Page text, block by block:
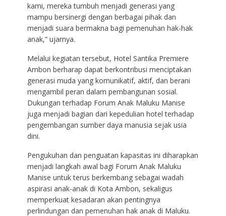
kami, mereka tumbuh menjadi generasi yang
mampu bersinergi dengan berbagai pihak dan
menjadi suara bermakna bagi pemenuhan hak-hak
anak,” ujarnya.
Melalui kegiatan tersebut, Hotel Santika Premiere
Ambon berharap dapat berkontribusi menciptakan
generasi muda yang komunikatif, aktif, dan berani
mengambil peran dalam pembangunan sosial.
Dukungan terhadap Forum Anak Maluku Manise
juga menjadi bagian dari kepedulian hotel terhadap
pengembangan sumber daya manusia sejak usia
dini.
Pengukuhan dan penguatan kapasitas ini diharapkan
menjadi langkah awal bagi Forum Anak Maluku
Manise untuk terus berkembang sebagai wadah
aspirasi anak-anak di Kota Ambon, sekaligus
memperkuat kesadaran akan pentingnya
perlindungan dan pemenuhan hak anak di Maluku.